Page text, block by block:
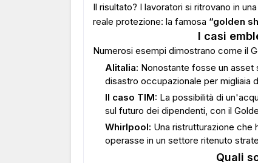
Il risultato? I lavoratori si ritrovano in
reale protezione: la famosa “golden
I casi
Numerosi esempi dimostrano come il
Alitalia: Nonostante fosse un asset
disastro occupazionale per migliaia
Il caso TIM: La possibilità di
sul futuro dei dipendenti, con il
Whirlpool: Una ristrutturazione che
operasse in un settore ritenuto
Quali